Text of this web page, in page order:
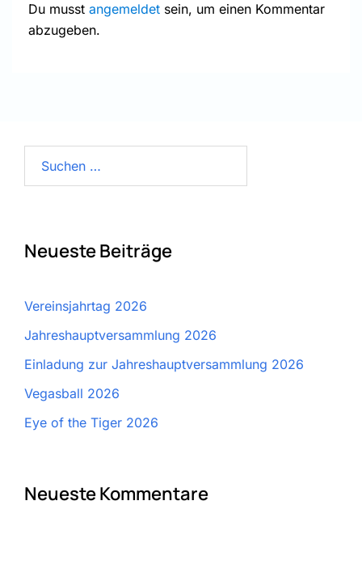
Du musst angemeldet sein, um einen Kommentar
abzugeben.
nach:
Neueste Beiträge
Vereinsjahrtag 2026
Jahreshauptversammlung 2026
Einladung zur Jahreshauptversammlung 2026
Vegasball 2026
Eye of the Tiger 2026
Neueste Kommentare